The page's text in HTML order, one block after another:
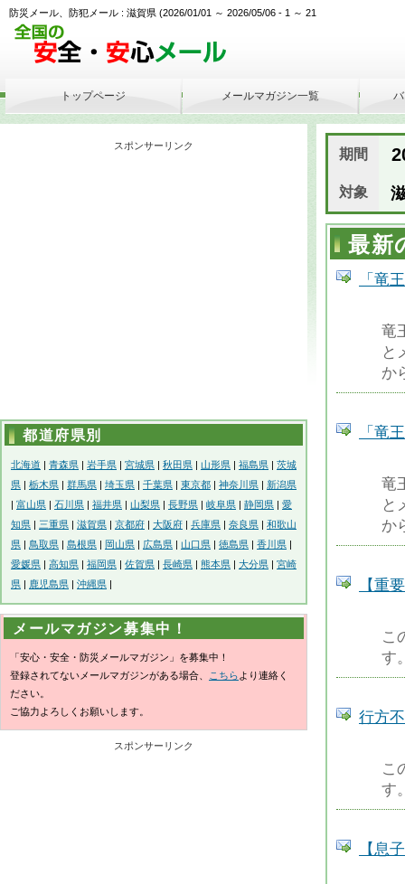
防災メール、防犯メール : 滋賀県 (2026/01/01 ～ 2026/05/06 - 1 ～ 21
期間
対象
最新
「竜
竜
と
か
「竜
竜
と
か
【重
こ
す
行方
こ
す
【息
トップページ メールマガジン一覧
スポンサーリンク
都道府県別
北海道 青森県 岩手県 宮城県 秋田県 山形県 福島県
茨城
県
栃木県 群馬県 埼玉県 千葉県 東京都 神奈川県
新潟県
富山県 石川県 福井県 山梨県 長野県 岐阜県 静岡県
愛
知県
三重県 滋賀県 京都府 大阪府 兵庫県 奈良県
和歌山
県
鳥取県 島根県 岡山県 広島県 山口県 徳島県 香川県
愛媛県
高知県 福岡県 佐賀県 長崎県 熊本県 大分県
宮崎
県
鹿児島県 沖縄県
メールマガジン募集中！
「安心・安全・防災メールマガジン」を募集中！
登録されてないメールマガジンがある場合、
こちら より連絡く
ださい。
ご協力よろしくお願いします。
スポンサーリンク